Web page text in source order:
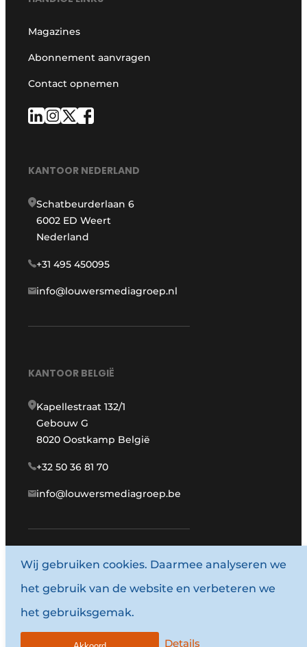
Magazines
Abonnement aanvragen
Contact opnemen
KANTOOR NEDERLAND
Schatbeurderlaan 6
6002 ED Weert
Nederland
+31 495 450095
info@louwersmediagroep.nl
KANTOOR BELGIË
Kapellestraat 132/1
Gebouw G
8020 Oostkamp België
+32 50 36 81 70
info@louwersmediagroep.be
www.louwersmediagroep.com
© 1987 - 2026 Louwersmediagroep.
Algemene voorwaarden
Wij gebruiken cookies. Daarmee analyseren we
het gebruik van de website en verbeteren we
het gebruiksgemak.
Details